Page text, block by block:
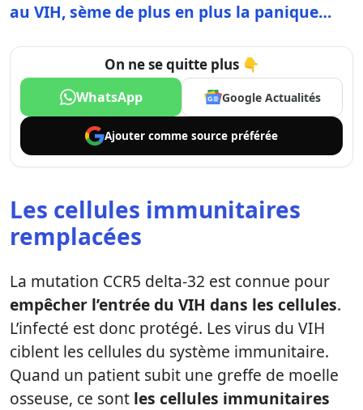
au VIH, sème de plus en plus la panique…
On ne se quitte plus 👇
WhatsApp Google Actualités
Ajouter comme source préférée
Les cellules immunitaires
remplacées
La mutation CCR5 delta-32 est connue pour
empêcher l’entrée du VIH dans les cellules.
L’infecté est donc protégé. Les virus du VIH
ciblent les cellules du système immunitaire.
Quand un patient subit une greffe de moelle
osseuse, ce sont les cellules immunitaires